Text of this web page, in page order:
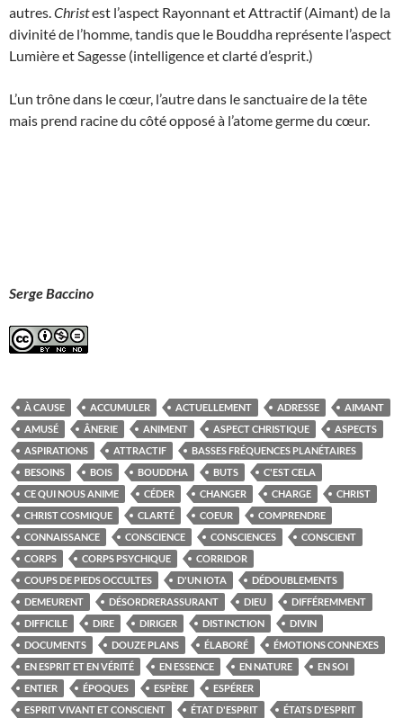
autres. Christest l’aspect Rayonnant et Attractif (Aimant) de la
divinité de l’homme, tandis que le Bouddha représente l’aspect
Lumière et Sagesse (intelligence et clarté d’esprit.)
L’un trône dans le cœur, l’autre dans le sanctuaire de la tête
mais prend racine du côté opposé à l’atome germe du cœur.
Serge Baccino
À CAUSE ACCUMULER ACTUELLEMENT ADRESSE
AIMANT
AMUSÉ
ÂNERIE ANIMENT ASPECT CHRISTIQUE
ASPECTS
ASPIRATIONS
ATTRACTIF
BASSES FRÉQUENCES PLANÉTAIRES
BESOINS
BOIS BOUDDHA BUTS
C'EST CELA
CE QUI NOUS ANIME
CÉDER CHANGER CHARGE
CHRIST
CHRIST COSMIQUE
CLARTÉ COEUR
COMPRENDRE
CONNAISSANCE
CONSCIENCE CONSCIENCES
CONSCIENT
CORPS
CORPS PSYCHIQUE
CORRIDOR
COUPS DE PIEDS OCCULTES
D'UN IOTA
DÉDOUBLEMENTS
DEMEURENT
DÉSORDRERASSURANT DIEU
DIFFÉREMMENT
DIFFICILE
DIRE DIRIGER DISTINCTION
DIVIN
DOCUMENTS
DOUZE PLANS ÉLABORÉ
ÉMOTIONS CONNEXES
EN ESPRIT ET EN VÉRITÉ
EN ESSENCE EN NATURE
EN SOI
ENTIER
ÉPOQUES ESPÈRE
ESPÉRER
ESPRIT VIVANT ET CONSCIENT
ÉTAT D'ESPRIT
ÉTATS D'ESPRIT